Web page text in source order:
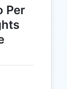
Per